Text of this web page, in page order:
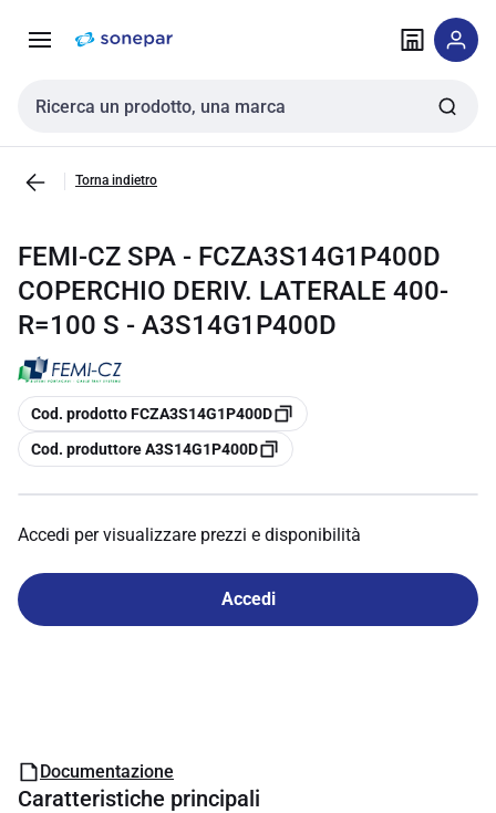
navigazione alla
Cerca input
Torna indietro
FEMI-CZ SPA - FCZA3S14G1P400D
COPERCHIO DERIV. LATERALE 400-
R=100 S - A3S14G1P400D
copia
Cod. prodotto FCZA3S14G1P400D
copia
Cod. produttore A3S14G1P400D
Accedi per visualizzare prezzi e disponibilità
Accedi
Documentazione
Caratteristiche principali